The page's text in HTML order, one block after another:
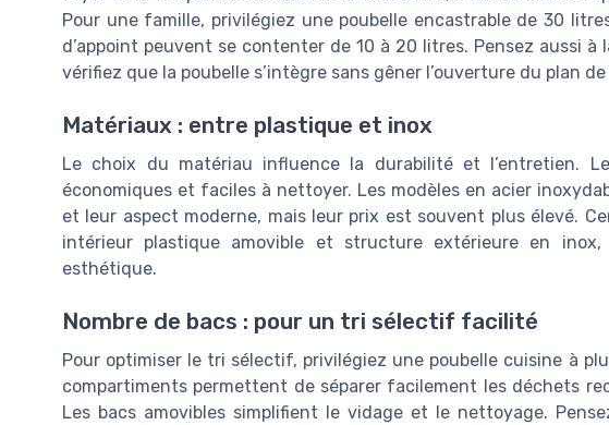
Pour une famille, privilégiez une poubelle encastrable de 30
d’appoint peuvent se contenter de 10 à 20 litres. Pensez aussi
vérifiez que la poubelle s’intègre sans gêner l’ouverture du plan
Matériaux : entre plastique et inox
Le choix du matériau influence la durabilité et l’entretien.
économiques et faciles à nettoyer. Les modèles en acier
et leur aspect moderne, mais leur prix est souvent plus élevé.
intérieur plastique amovible et structure extérieure en
esthétique.
Nombre de bacs : pour un tri sélectif facilité
Pour optimiser le tri sélectif, privilégiez une poubelle cuisine à
compartiments permettent de séparer facilement les déchets
Les bacs amovibles simplifient le vidage et le nettoyage.